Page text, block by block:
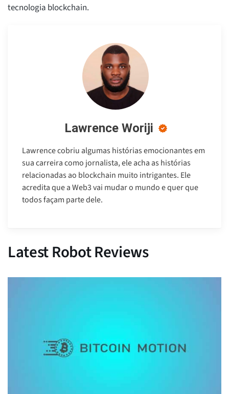
tecnologia blockchain.
Lawrence Woriji
Lawrence cobriu algumas histórias emocionantes em
sua carreira como jornalista, ele acha as histórias
relacionadas ao blockchain muito intrigantes. Ele
acredita que a Web3 vai mudar o mundo e quer que
todos façam parte dele.
Latest Robot Reviews